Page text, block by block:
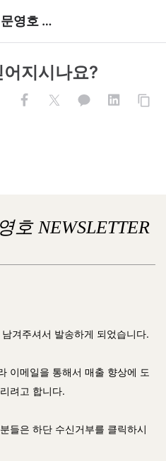
사업가 성장을 돕는 문영호 뉴스레터
지시나요?
호 NEWSLETTER
겨주셔서 발송하게 되었습니다.
이메일을 통해서 매출 향상에 도
려고 합니다.
들은 하단 수신거부를 클릭하시